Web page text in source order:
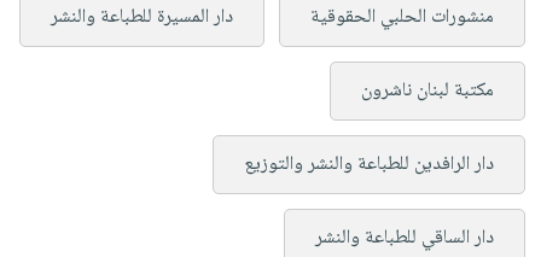
منشورات الحلبي الحقوقية دار المسيرة للطباعة والنشر
مكتبة لبنان ناشرون
دار الرافدين للطباعة والنشر والتوزيع
دار الساقي للطباعة والنشر